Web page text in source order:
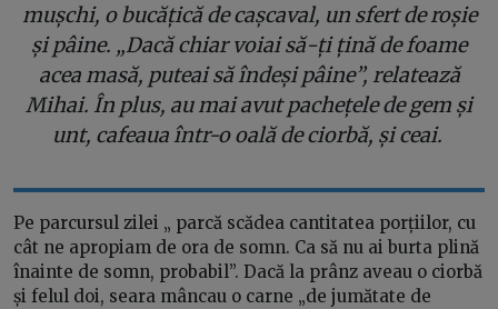
mușchi, o bucățică de cașcaval, un sfert de roșie
și pâine. „Dacă chiar voiai să-ți țină de foame
acea masă, puteai să îndeși pâine”, relatează
Mihai. În plus, au mai avut pachețele de gem și
unt, cafeaua într-o oală de ciorbă, și ceai.
Pe parcursul zilei „ parcă scădea cantitatea porțiilor, cu
cât ne apropiam de ora de somn. Ca să nu ai burta plină
înainte de somn, probabil”. Dacă la prânz aveau o ciorbă
și felul doi, seara mâncau o carne „de jumătate de